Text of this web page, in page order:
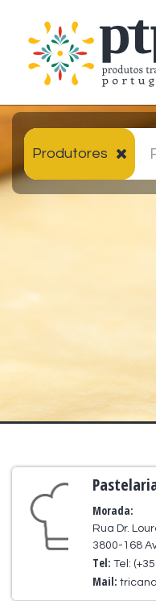
Produtores
Morada:
Rua Dr.
3800-168
Tel:Tel:
Mail: